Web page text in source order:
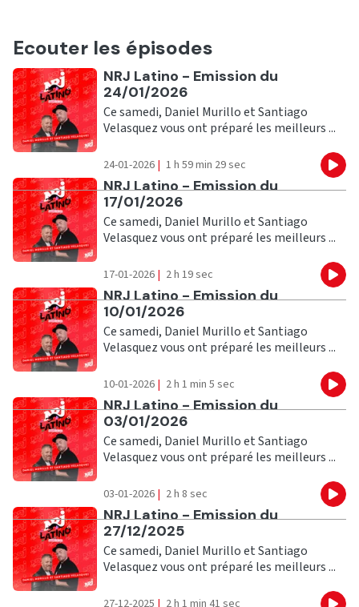
Ecouter les épisodes
Ecouter
NRJ Latino - Emission du
24/01/2026
Ce samedi, Daniel Murillo et Santiago
Velasquez vous ont préparé les meilleurs ...
24-01-2026 | 1 h 59 min 29 sec
Ecouter
NRJ Latino - Emission du
17/01/2026
Ce samedi, Daniel Murillo et Santiago
Velasquez vous ont préparé les meilleurs ...
17-01-2026 | 2 h 19 sec
Ecouter
NRJ Latino - Emission du
10/01/2026
Ce samedi, Daniel Murillo et Santiago
Velasquez vous ont préparé les meilleurs ...
10-01-2026 | 2 h 1 min 5 sec
Ecouter
NRJ Latino - Emission du
03/01/2026
Ce samedi, Daniel Murillo et Santiago
Velasquez vous ont préparé les meilleurs ...
03-01-2026 | 2 h 8 sec
Ecouter
NRJ Latino - Emission du
27/12/2025
Ce samedi, Daniel Murillo et Santiago
Velasquez vous ont préparé les meilleurs ...
27-12-2025 | 2 h 1 min 41 sec